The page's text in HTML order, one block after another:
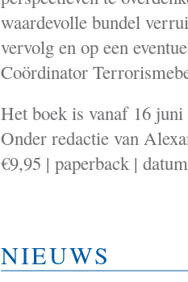
waardevolle bundel
vervolg en op een
Coördinator
Het boek is vanaf 16
Onder redactie van
€9,95 | paperback |
NIEUWS